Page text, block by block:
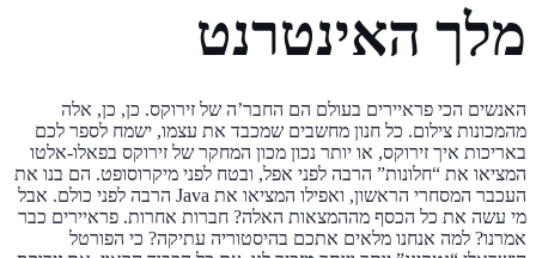
מלך האינטרנט
האנשים הכי פראיירים בעולם הם החבר’ה של זירוקס. כן, כן, אלה
מהמכונות צילום. כל חנון מחשבים שמכבד את עצמו, ישמח לספר לכם
באריכות איך זירוקס, או יותר נכון מכון המחקר של זירוקס בפאלו-אלטו
המציאו את “חלונות” הרבה לפני אפל, ובטח לפני מיקרוסופט. הם בנו את
העכבר המסחרי הראשון, ואפילו המציאו את Java הרבה לפני כולם. אבל
מי עשה את כל הכסף מההמצאות האלה? חברות אחרות. פראיירים כבר
אמרנו? למה אנחנו מלאים אתכם בהיסטוריה עתיקה? כי הפורטל